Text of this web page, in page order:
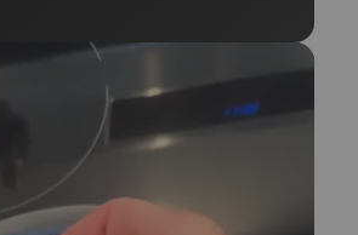
Фото: pixabay